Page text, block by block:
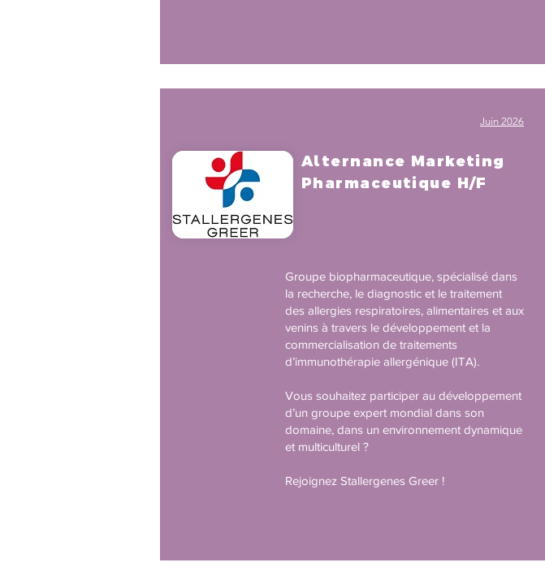
Juin 2026
Alternance Marketing
Pharmaceutique H/F
Groupe biopharmaceutique, spécialisé dans
la recherche, le diagnostic et le traitement
des allergies respiratoires, alimentaires et aux
venins à travers le développement et la
commercialisation de traitements
d’immunothérapie allergénique (ITA).
Vous souhaitez participer au développement
d’un groupe expert mondial dans son
domaine, dans un environnement dynamique
et multiculturel ?
Rejoignez Stallergenes Greer !